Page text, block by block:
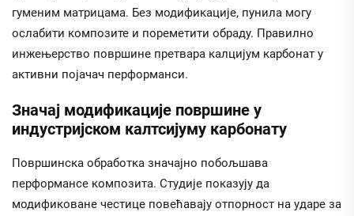
гуменим матрицама. Без модификације, пунила могу
ослабити композите и пореметити обраду. Правилно
инжењерство површине претвара калцијум карбонат у
активни појачач перформанси.
Значај модификације површине у
индустријском калтсијуму карбонату
Површинска обработка значајно побољшава
перформансе композита. Студије показују да
модификоване честице повећавају отпорност на ударе за